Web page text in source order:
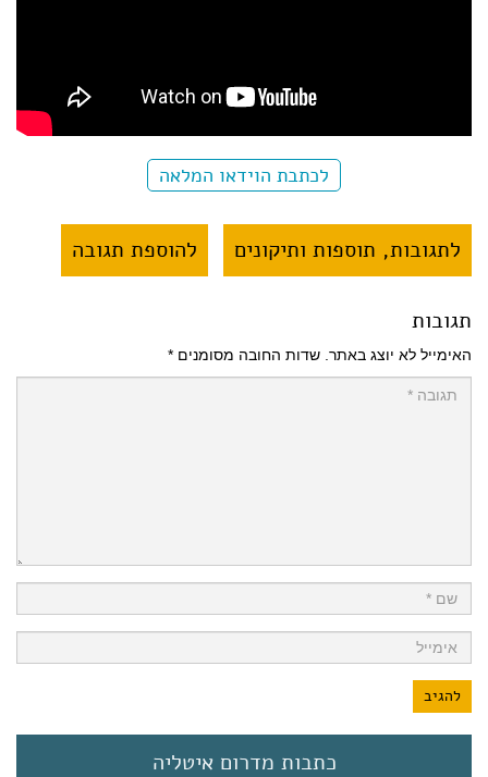
לכתבת הוידאו המלאה
לתגובות, תוספות ותיקונים להוספת תגובה
תגובות
האימייל לא יוצג באתר. שדות החובה מסומנים *
כתבות מדרום איטליה